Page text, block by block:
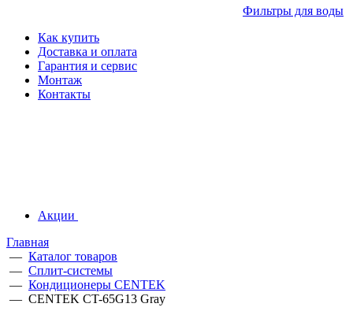
Фильтры для воды
Как купить
Доставка и оплата
Гарантия и сервис
Монтаж
Контакты
Акции
Главная
— Каталог товаров
— Сплит-системы
— Кондиционеры CENTEK
— CENTEK CT-65G13 Gray